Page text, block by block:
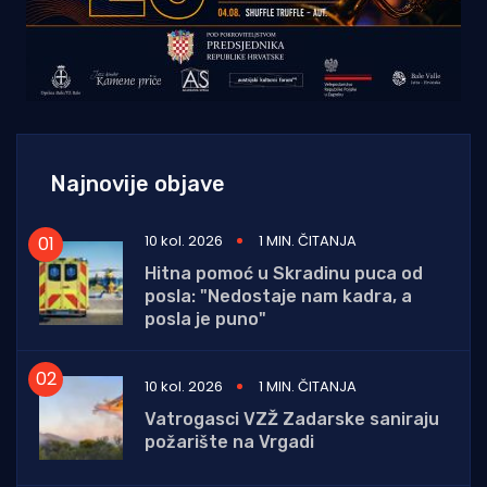
Najnovije objave
10 kol. 2026
1 MIN. ČITANJA
Hitna pomoć u Skradinu puca od
posla: "Nedostaje nam kadra, a
posla je puno"
10 kol. 2026
1 MIN. ČITANJA
Vatrogasci VZŽ Zadarske saniraju
požarište na Vrgadi